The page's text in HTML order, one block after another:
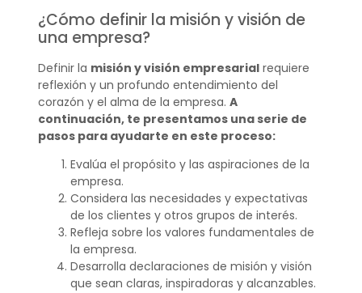
¿Cómo definir la misión y visión de
una empresa?
Definir la misión y visión empresarialrequiere
reflexión y un profundo entendimiento del
corazón y el alma de la empresa. A
continuación, te presentamos una serie de
pasos para ayudarte en este proceso:
Evalúa el propósito y las aspiraciones de la
empresa.
Considera las necesidades y expectativas
de los clientes y otros grupos de interés.
Refleja sobre los valores fundamentales de
la empresa.
Desarrolla declaraciones de misión y visión
que sean claras, inspiradoras y alcanzables.